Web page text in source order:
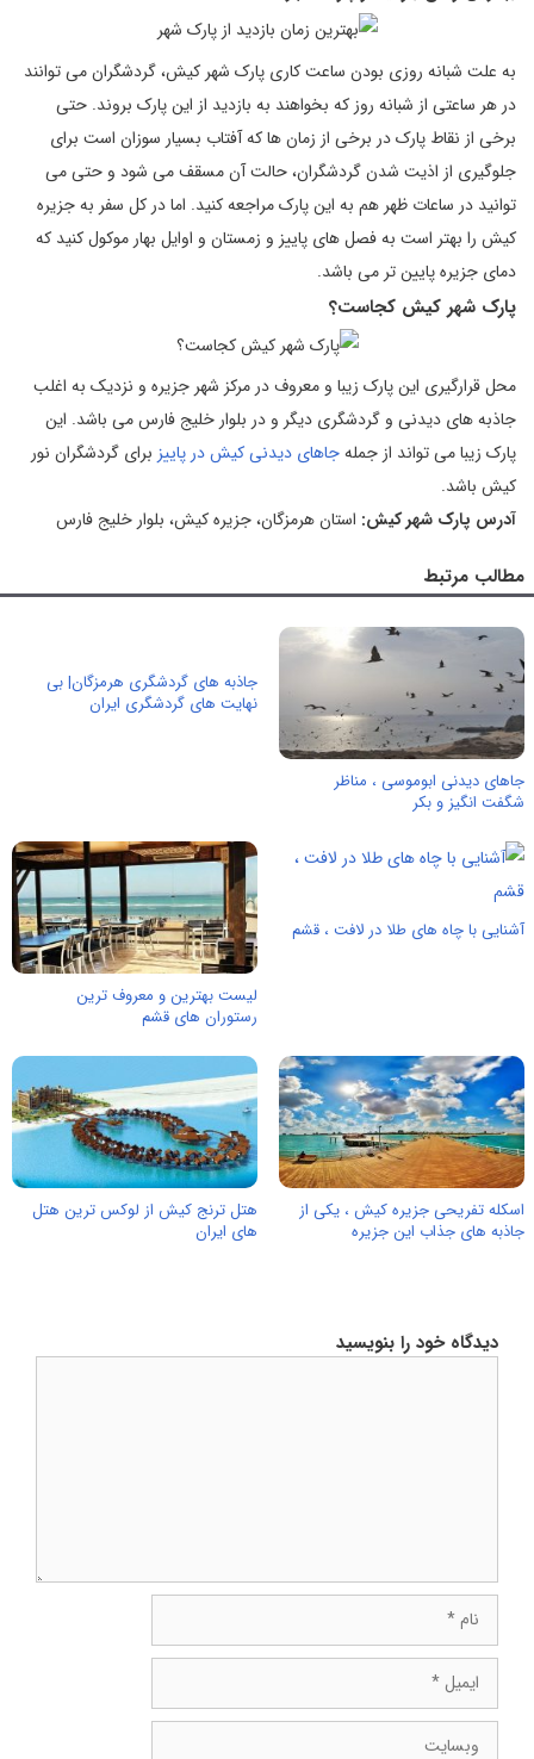
به علت شبانه روزی بودن ساعت کاری پارک شهر کیش، گردشگران می توانند
در هر ساعتی از شبانه روز که بخواهند به بازدید از این پارک بروند. حتی
برخی از نقاط پارک در برخی از زمان ها که آفتاب بسیار سوزان است برای
جلوگیری از اذیت شدن گردشگران، حالت آن مسقف می شود و حتی می
توانید در ساعات ظهر هم به این پارک مراجعه کنید. اما در کل سفر به جزیره
کیش را بهتر است به فصل های پاییز و زمستان و اوایل بهار موکول کنید که
دمای جزیره پایین تر می باشد.
پارک شهر کیش کجاست؟
محل قرارگیری این پارک زیبا و معروف در مرکز شهر جزیره و نزدیک به اغلب
جاذبه های دیدنی و گردشگری دیگر و در بلوار خلیج فارس می باشد. این
پارک زیبا می تواند از جملهجاهای دیدنی کیش در پاییز برای گردشگران نور
کیش باشد.
آدرس پارک شهر کیش: استان هرمزگان، جزیره کیش، بلوار خلیج فارس
مطالب مرتبط
جاهای دیدنی ابوموسی ، مناظر
شگفت انگیز و بکر
جاذبه های گردشگری هرمزگان| بی
نهایت های گردشگری ایران
آشنایی با چاه های طلا در لافت ، قشم
لیست بهترین و معروف ترین
رستوران های قشم
اسکله تفریحی جزیره کیش ، یکی از
جاذبه های جذاب این جزیره
هتل ترنج کیش از لوکس ترین هتل
های ایران
دیدگاه خود را بنویسید
ایمیل
وبسایت